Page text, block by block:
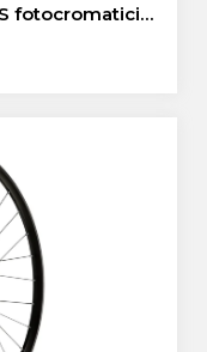
fotocromatici